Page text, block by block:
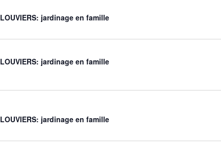
LOUVIERS: jardinage en famille
LOUVIERS: jardinage en famille
LOUVIERS: jardinage en famille